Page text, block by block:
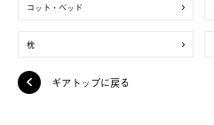
コット・ベッド
枕
ギアトップに戻る